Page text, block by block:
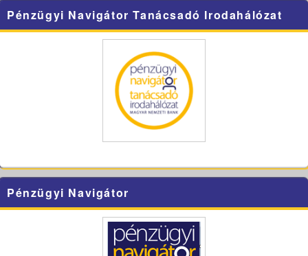
Pénzügyi Navigátor Tanácsadó Irodahálózat
Pénzügyi Navigátor